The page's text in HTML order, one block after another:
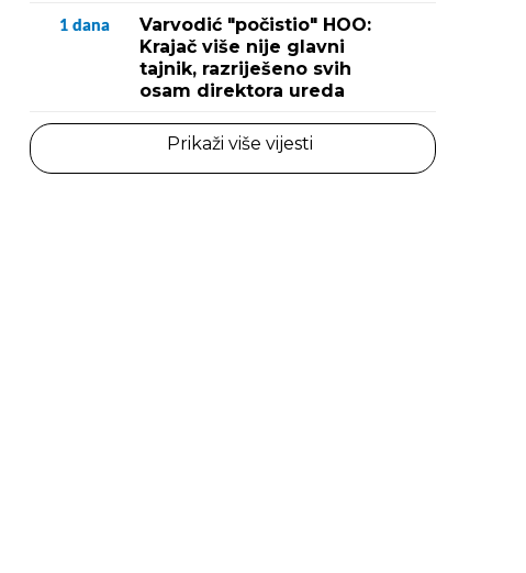
1 dana
Varvodić "počistio" HOO:
Krajač više nije glavni
tajnik, razriješeno svih
osam direktora ureda
Prikaži više vijesti